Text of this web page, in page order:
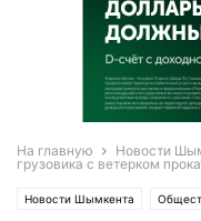
На главную Новости
грузовика с ветерком
Новости Шымкента